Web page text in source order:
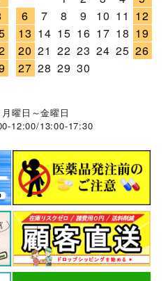
6
7 8 9 10 11 12
13 14 15 16 17 18 19
20 21 22 23 24 25 26
27 28 29 30
月曜日～金曜日
12:00/13:00-17:30